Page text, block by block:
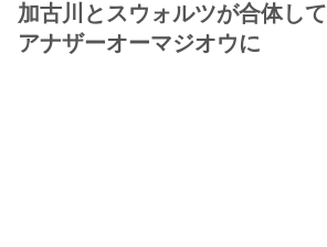
加古川とスウォルツが合体して
アナザーオーマジオウに